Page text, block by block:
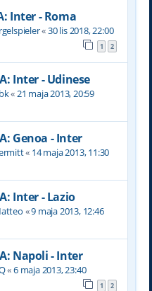
Inter - Roma
«30 lis 2018, 22:00
1 2
Inter - Udinese
«21 maja 2013, 20:59
Genoa - Inter
« 14 maja 2013, 11:30
Inter - Lazio
«9 maja 2013, 12:46
Napoli - Inter
«6 maja 2013, 23:40
1 2